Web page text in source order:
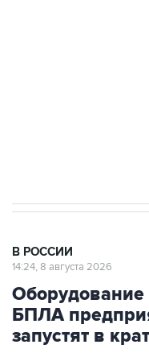
В РОССИИ
14:24, 8 августа 2026
Оборудование
БПЛА
запустят в